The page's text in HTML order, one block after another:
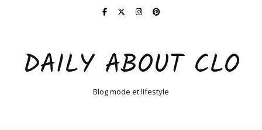
DAILY ABOUT CLO
Blog mode et lifestyle